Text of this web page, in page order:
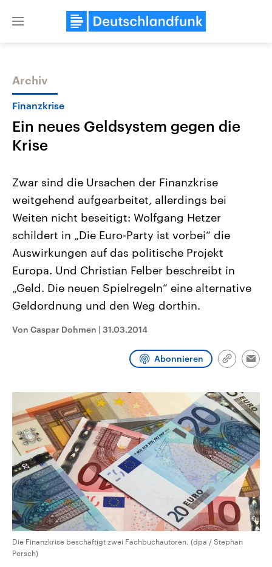
Close
Themen
Landtagswahl Sachsen-Anhalt
2026
Alle Informationen
Sachsen-Anhalt wählt am 6.
September 2026 einen neuen
Landtag. Seit 2021 wird das
Bundesland von einer Koalition aus
CDU, SPD und FDP regiert.-
Umfragen, Prognosen,
Wahlprogramme, aktuelle Berichte
und Hintergründe zu den Parteien
Wahl.
Aktuelle Beiträge,
Hintergründe
Wirtschaftlich und
gehören die Vereinigten
den mächtigsten Ländern
mit großem Einfluss auf
Sendungen Programm Podcasts
Archiv
Finanzkrise
Ein neues Geldsystem gegen die
Krise
Zwar sind die Ursachen der Finanzkrise
weitgehend aufgearbeitet, allerdings bei
Weiten nicht beseitigt: Wolfgang Hetzer
schildert in „Die Euro-Party ist vorbei“ die
Auswirkungen auf das politische Projekt
Europa. Und Christian Felber beschreibt in
„Geld. Die neuen Spielregeln“ eine alternative
Geldordnung und den Weg dorthin.
Von Caspar Dohmen | 31.03.2014
Abonnieren
Link
Die Finanzkrise beschäftigt zwei Fachbuchautoren. (dpa / Stephan
Persch)